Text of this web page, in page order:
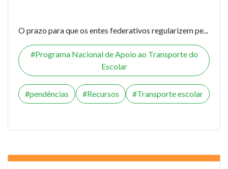
O prazo para que os entes federativos regularizem pe...
Programa Nacional de Apoio ao Transporte do
Escolar
pendências Recursos Transporte escolar